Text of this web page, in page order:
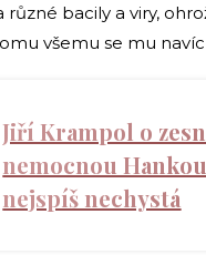
různé bacily a viry,
všemu se mu
Jiří Krampol o
nemocnou
nejspíš nechystá